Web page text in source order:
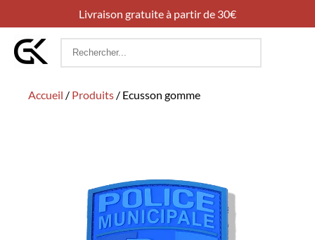
Livraison gratuite à partir de 30€
Rechercher
Accueil / Produits / Ecusson gomme